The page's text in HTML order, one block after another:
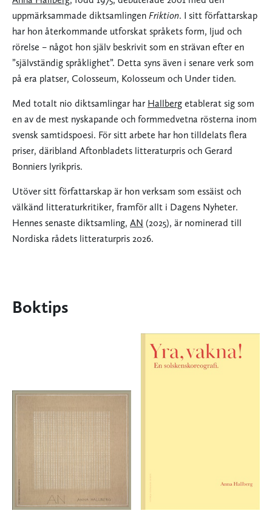
uppmärksammade diktsamlingen Friktion. I sitt författarskap
har hon återkommande utforskat språkets form, ljud och
rörelse – något hon själv beskrivit som en strävan efter en
”självständig språklighet”. Detta syns även i senare verk som
på era platser, Colosseum, Kolosseum och Under tiden.
Med totalt nio diktsamlingar har Hallberg etablerat sig som
en av de mest nyskapande och formmedvetna rösterna inom
svensk samtidspoesi. För sitt arbete har hon tilldelats flera
priser, däribland Aftonbladets litteraturpris och Gerard
Bonniers lyrikpris.
Utöver sitt författarskap är hon verksam som essäist och
välkänd litteraturkritiker, framför allt i Dagens Nyheter.
Hennes senaste diktsamling, AN (2025), är nominerad till
Nordiska rådets litteraturpris 2026.
Boktips